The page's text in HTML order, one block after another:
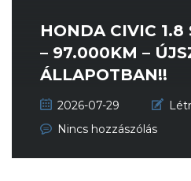
HONDA CIVIC 1.8
– 97.000KM –
ÁLLAPOTBAN!!
2026-07-29
Nincs hozzászólás